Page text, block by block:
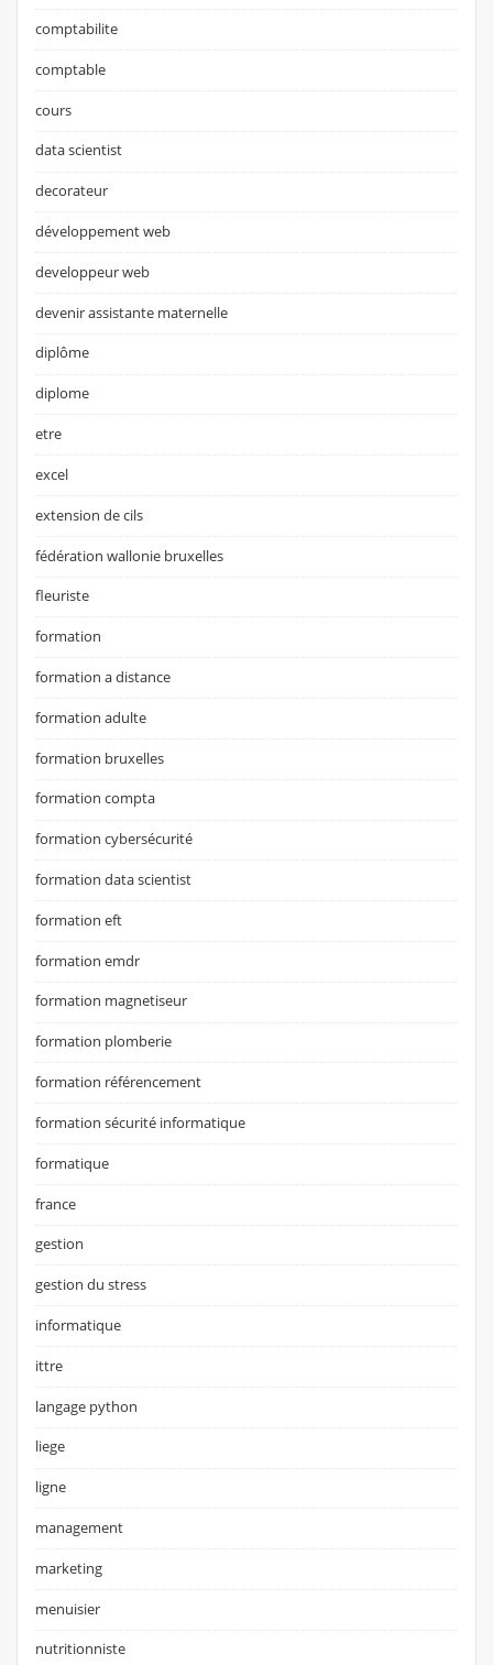
comptabilite
comptable
cours
data scientist
decorateur
développement web
developpeur web
devenir assistante maternelle
diplôme
diplome
etre
excel
extension de cils
fédération wallonie bruxelles
fleuriste
formation
formation a distance
formation adulte
formation bruxelles
formation compta
formation cybersécurité
formation data scientist
formation eft
formation emdr
formation magnetiseur
formation plomberie
formation référencement
formation sécurité informatique
formatique
france
gestion
gestion du stress
informatique
ittre
langage python
liege
ligne
management
marketing
menuisier
nutritionniste